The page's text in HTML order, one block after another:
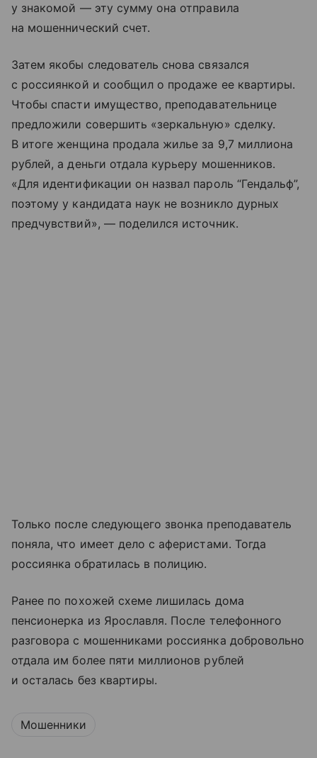
у знакомой — эту сумму она отправила
на мошеннический счет.
Затем якобы следователь снова связался
с россиянкой и сообщил о продаже ее квартиры.
Чтобы спасти имущество, преподавательнице
предложили совершить «зеркальную» сделку.
В итоге женщина продала жилье за 9,7 миллиона
рублей, а деньги отдала курьеру мошенников.
«Для идентификации он назвал пароль “Гендальф”,
поэтому у кандидата наук не возникло дурных
предчувствий», — поделился источник.
Только после следующего звонка преподаватель
поняла, что имеет дело с аферистами. Тогда
россиянка обратилась в полицию.
Ранее по похожей схеме лишилась дома
пенсионерка из Ярославля. После телефонного
разговора с мошенниками россиянка добровольно
отдала им более пяти миллионов рублей
и осталась без квартиры.
Мошенники